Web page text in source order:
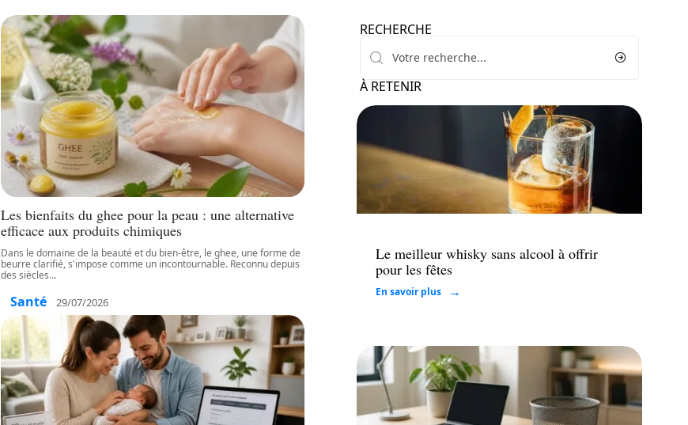
Les bienfaits du ghee pour la peau : une alternative
efficace aux produits chimiques
Dans le domaine de la beauté et du bien-être, le ghee, une forme de
beurre clarifié, s'impose comme un incontournable. Reconnu depuis
des siècles…
Santé 29/07/2026
RECHERCHE
À RETENIR
Loisirs
Le meilleur whisky sans alcool à offrir
pour les fêtes
En savoir plus